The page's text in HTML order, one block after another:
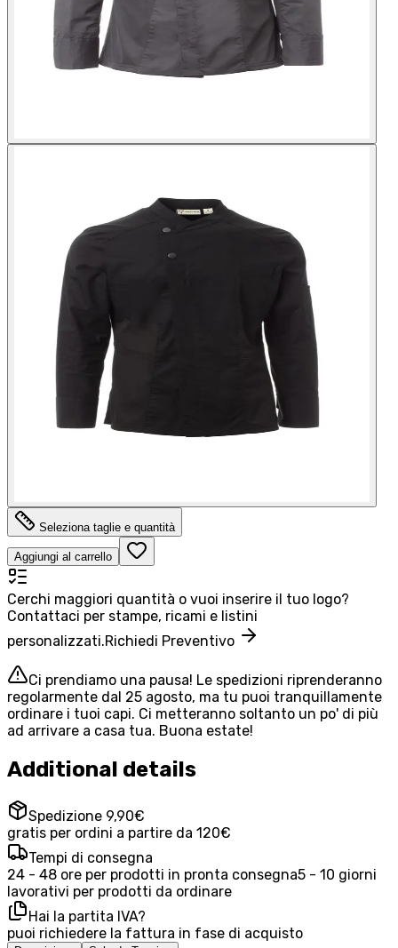
Seleziona taglie e quantità
Aggiungi al carrello
Cerchi maggiori quantità o vuoi inserire il tuo logo?
Contattaci per stampe, ricami e listini
personalizzati.Richiedi Preventivo
Ci prendiamo una pausa! Le spedizioni riprenderanno
regolarmente dal 25 agosto, ma tu puoi tranquillamente
ordinare i tuoi capi. Ci metteranno soltanto un po' di più
ad arrivare a casa tua. Buona estate!
Additional details
Spedizione 9,90€
gratis per ordini a partire da 120€
Tempi di consegna
24 - 48 ore per prodotti in pronta consegna5 - 10 giorni
lavorativi per prodotti da ordinare
Hai la partita IVA?
puoi richiedere la fattura in fase di acquisto